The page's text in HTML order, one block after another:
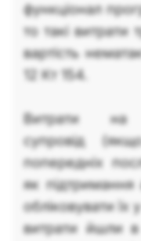
функціонал
то такі витрати
вартість
12 Кт 154.
Витрати на
супровід
попередніх
як підтримання
обліковувати їх
витрати йшли в